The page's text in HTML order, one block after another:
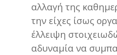
αλλαγή της
την είχες ίσως
έλλειψη
αδυναμία να